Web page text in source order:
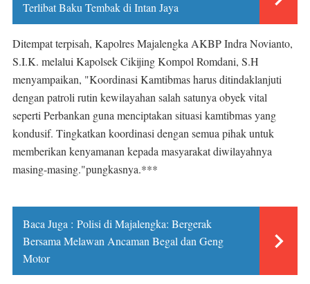
Terlibat Baku Tembak di Intan Jaya
Ditempat terpisah, Kapolres Majalengka AKBP Indra Novianto,
S.I.K. melalui Kapolsek Cikijing Kompol Romdani, S.H
menyampaikan, "Koordinasi Kamtibmas harus ditindaklanjuti
dengan patroli rutin kewilayahan salah satunya obyek vital
seperti Perbankan guna menciptakan situasi kamtibmas yang
kondusif. Tingkatkan koordinasi dengan semua pihak untuk
memberikan kenyamanan kepada masyarakat diwilayahnya
masing-masing."pungkasnya.***
Baca Juga : Polisi di Majalengka: Bergerak
Bersama Melawan Ancaman Begal dan Geng
Motor